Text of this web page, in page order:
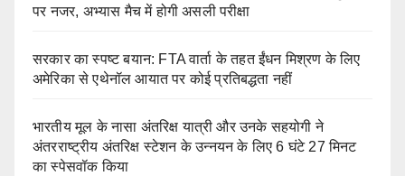
पर नजर, अभ्यास मैच में होगी असली परीक्षा
सरकार का स्पष्ट बयान: FTA वार्ता के तहत ईंधन मिश्रण के लिए
अमेरिका से एथेनॉल आयात पर कोई प्रतिबद्धता नहीं
भारतीय मूल के नासा अंतरिक्ष यात्री और उनके सहयोगी ने
अंतरराष्ट्रीय अंतरिक्ष स्टेशन के उन्नयन के लिए 6 घंटे 27 मिनट
का स्पेसवॉक किया